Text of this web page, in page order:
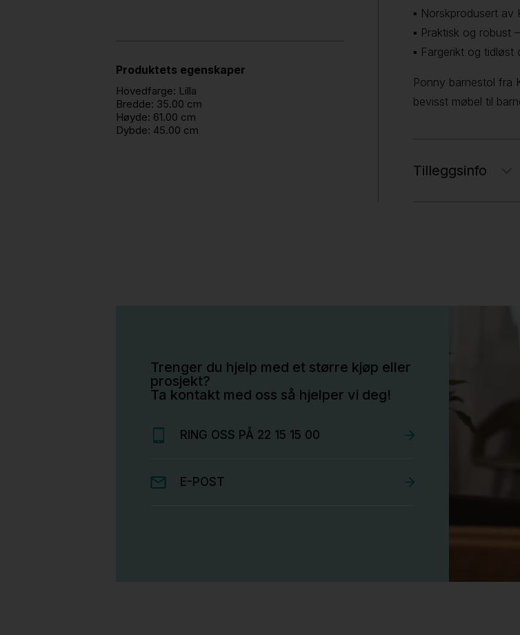
Produktets egenskaper
Hovedfarge: Lilla
Bredde: 35.00 cm
Høyde: 61.00 cm
Dybde: 45.00 cm
▪ Norskprodusert av
▪ Praktisk og robust
▪ Fargerikt og tidløst
Ponny barnestol fra
bevisst møbel til
Tilleggsinfo
Trenger du hjelp med et større kjøp eller
prosjekt?
Ta kontakt med oss så hjelper vi deg!
RING OSS PÅ 22 15 15 00
E-POST